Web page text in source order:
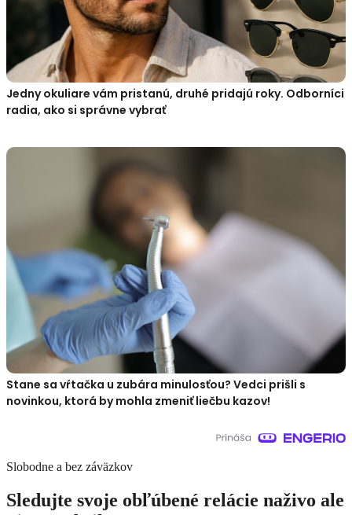
Jedny okuliare vám pristanú, druhé pridajú roky. Odborníci
radia, ako si správne vybrať
Stane sa vŕtačka u zubára minulosťou? Vedci prišli s
novinkou, ktorá by mohla zmeniť liečbu kazov!
Slobodne a bez záväzkov
Sledujte svoje obľúbené relácie naživo ale